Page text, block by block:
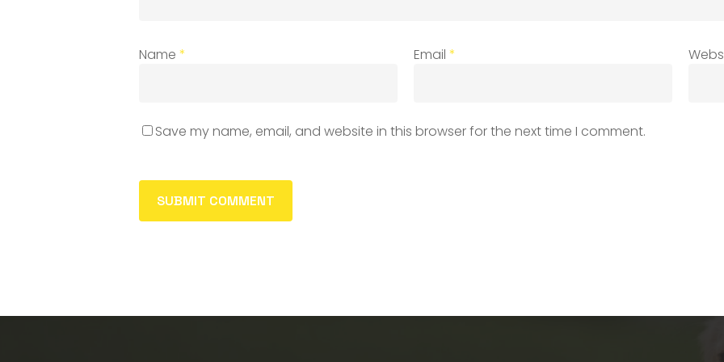
Name * Email *
Save my name, email, and website in this browser for the next time I comment.